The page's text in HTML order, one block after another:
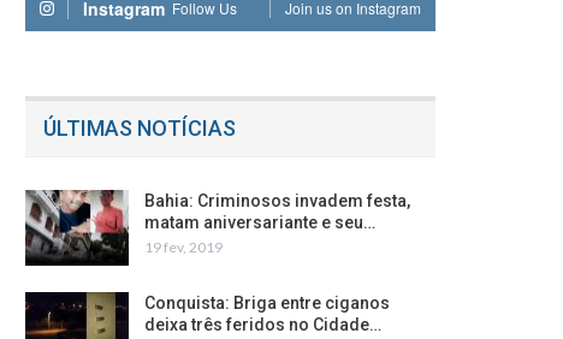
Instagram Follow Us Join us on Instagram
ÚLTIMAS NOTÍCIAS
Bahia: Criminosos invadem festa,
matam aniversariante e seu…
19 fev, 2019
Conquista: Briga entre ciganos
deixa três feridos no Cidade…